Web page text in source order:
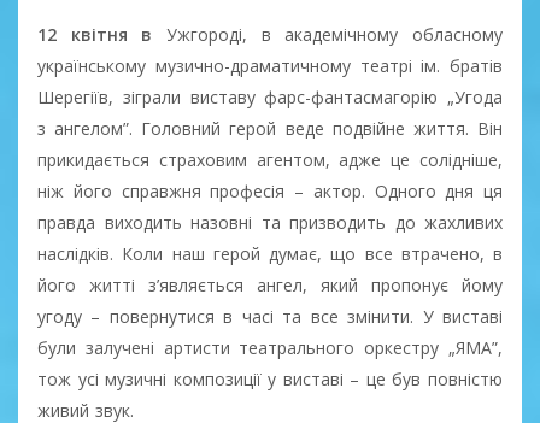
12 квітня в Ужгороді, в академічному обласному
українському музично-драматичному театрі ім. братів
Шерегіїв, зіграли виставу фарс-фантасмагорію „Угода
з ангелом”. Головний герой веде подвійне життя. Він
прикидається страховим агентом, адже це солідніше,
ніж його справжня професія – актор. Одного дня ця
правда виходить назовні та призводить до жахливих
наслідків. Коли наш герой думає, що все втрачено, в
його житті з’являється ангел, який пропонує йому
угоду – повернутися в часі та все змінити. У виставі
були залучені артисти театрального оркестру „ЯМА”,
тож усі музичні композиції у виставі – це був повністю
живий звук.